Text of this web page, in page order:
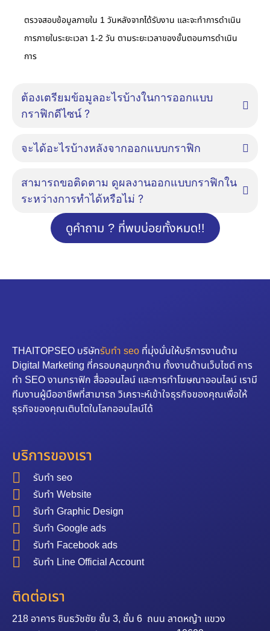
ตรวจสอบข้อมูลภายใน 1 วันหลังจากได้รับงาน และจะทำการดำเนิน
การภายในระยะเวลา 1-2 วัน ตามระยะเวลาของขั้นตอนการดำเนิน
การ
ต้องเตรียมข้อมูลอะไรบ้างในการออกแบบ
กราฟิกดีไซน์ ?
จะได้อะไรบ้างหลังจากออกแบบกราฟิก
สามารถขอติดตาม ดูผลงานออกแบบกราฟิกใน
ระหว่างการทำได้หรือไม่ ?
ดูคำถาม ? ที่พบบ่อยทั้งหมด!!
THAITOPSEO บริษัทรับทำ seo ที่มุ่งมั่นให้บริการงานด้าน
Digital Marketing ที่ครอบคลุมทุกด้าน ทั้งงานด้านเว็บไซต์ การ
ทำ SEO งานกราฟิก สื่อออนไลน์ และการทำโฆษณาออนไลน์ เรามี
ทีมงานผู้มืออาชีพที่สามารถ วิเคราะห์เข้าใจธุรกิจของคุณเพื่อให้
ธุรกิจของคุณเติบโตในโลกออนไลน์ได้
บริการของเรา
รับทำ seo
รับทำ Website
รับทำ Graphic Design
รับทำ Google ads
รับทำ Facebook ads
รับทำ Line Official Account
ติดต่อเรา
218 อาคาร ชินธวัชชัย ชั้น 3, ชั้น 6 ถนน ลาดหญ้า แขวง